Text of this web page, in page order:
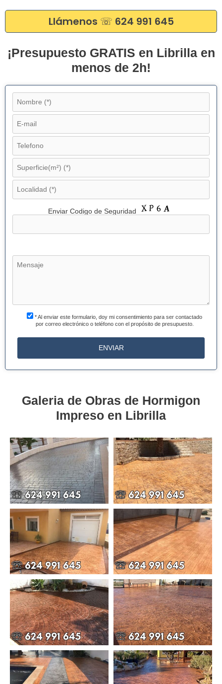
Llámenos ☏ 624 991 645
¡Presupuesto GRATIS en Librilla en
menos de 2h!
Enviar Codigo de Seguridad
* Al enviar este formulario, doy mi consentimiento para ser contactado
por correo electrónico o teléfono con el propósito de presupuesto.
Galeria de Obras de Hormigon
Impreso en Librilla